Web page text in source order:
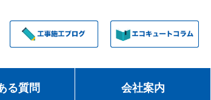
る質問 会社案内